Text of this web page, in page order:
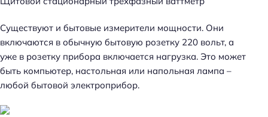
Существуют и бытовые измерители мощности. Они
включаются в обычную бытовую розетку 220 вольт, а
уже в розетку прибора включается нагрузка. Это может
быть компьютер, настольная или напольная лампа –
любой бытовой электроприбор.